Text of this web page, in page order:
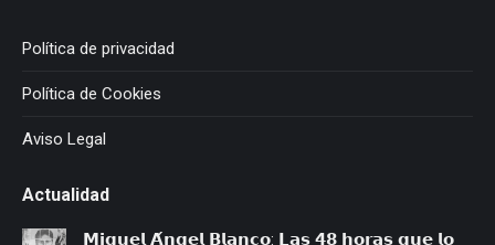
Política de privacidad
Política de Cookies
Aviso Legal
Actualidad
𝗠𝗶𝗴𝘂𝗲𝗹 𝗔́𝗻𝗴𝗲𝗹 𝗕𝗹𝗮𝗻𝗰𝗼: 𝗟𝗮𝘀 𝟰𝟴 𝗵𝗼𝗿𝗮𝘀 𝗾𝘂𝗲 𝗹𝗼